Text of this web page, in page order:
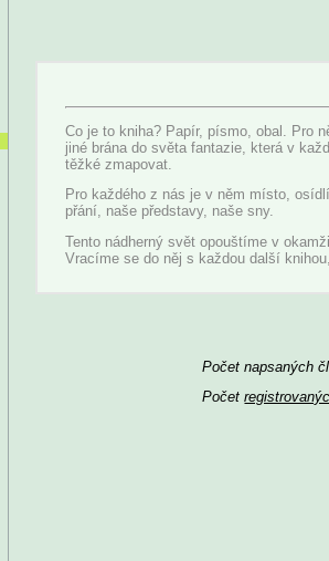
Co je to kniha? Papír, písmo, obal. Pro
jiné brána do světa fantazie, která v
těžké zmapovat.
Pro každého z nás je v něm místo,
přání, naše představy, naše sny.
Tento nádherný svět opouštíme v
Vracíme se do něj s každou další
Počet napsaných
Počet